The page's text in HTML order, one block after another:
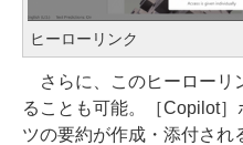
ヒーローリンク
さらに、このヒーローリ
ることも可能。［Copilot
ツの要約が作成・添付され